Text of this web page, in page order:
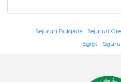
Sejururi Bulgaria Sejururi
Egipt